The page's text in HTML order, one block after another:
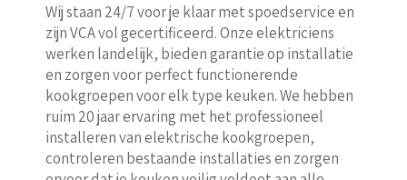
Wij staan 24/7 voor je klaar met spoedservice en
zijn VCA vol gecertificeerd. Onze elektriciens
werken landelijk, bieden garantie op installatie
en zorgen voor perfect functionerende
kookgroepen voor elk type keuken. We hebben
ruim 20 jaar ervaring met het professioneel
installeren van elektrische kookgroepen,
controleren bestaande installaties en zorgen